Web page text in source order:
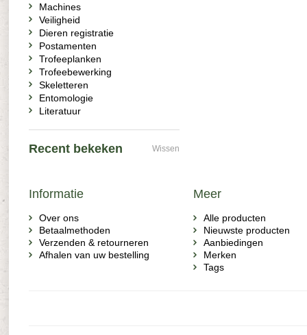
Machines
Veiligheid
Dieren registratie
Postamenten
Trofeeplanken
Trofeebewerking
Skeletteren
Entomologie
Literatuur
Recent bekeken Wissen
Informatie
Over ons
Betaalmethoden
Verzenden & retourneren
Afhalen van uw bestelling
Meer
Alle producten
Nieuwste producten
Aanbiedingen
Merken
Tags